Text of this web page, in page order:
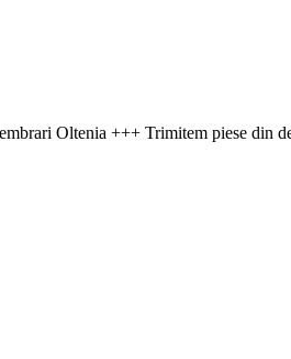
Oltenia +++ Trimitem piese din